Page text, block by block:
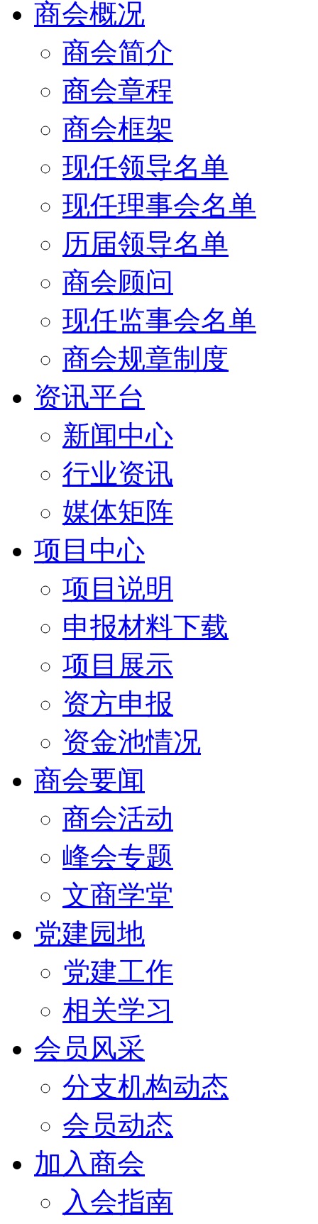
商会概况
商会简介
商会章程
商会框架
现任领导名单
现任理事会名单
历届领导名单
商会顾问
现任监事会名单
商会规章制度
资讯平台
新闻中心
行业资讯
媒体矩阵
项目中心
项目说明
申报材料下载
项目展示
资方申报
资金池情况
商会要闻
商会活动
峰会专题
文商学堂
党建园地
党建工作
相关学习
会员风采
分支机构动态
会员动态
加入商会
入会指南